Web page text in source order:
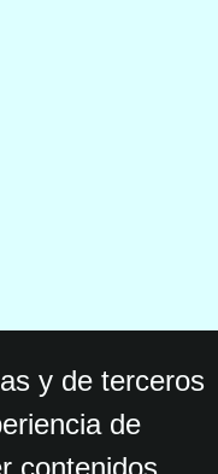
y de terceros
de
contenidos